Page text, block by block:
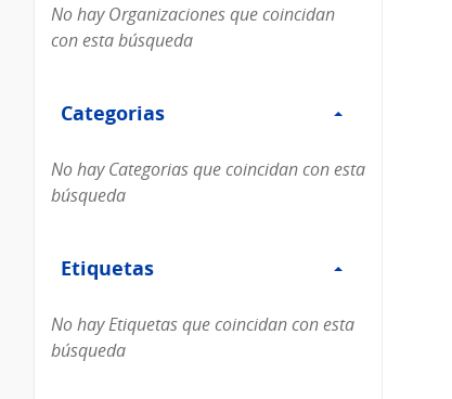
No hay Organizaciones que coincidan
con esta búsqueda
Categorias
Categorias
No hay Categorias que coincidan con esta
búsqueda
Etiquetas
Etiquetas
No hay Etiquetas que coincidan con esta
búsqueda